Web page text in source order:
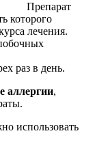
Препарат
которого
лечения.
раз в день.
аллергии,
использовать